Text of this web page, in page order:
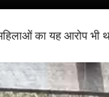
का यह आरोप भी